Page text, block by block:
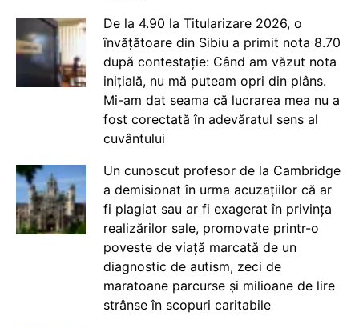
De la 4.90 la Titularizare 2026, o
învățătoare din Sibiu a primit nota 8.70
după contestație: Când am văzut nota
inițială, nu mă puteam opri din plâns.
Mi-am dat seama că lucrarea mea nu a
fost corectată în adevăratul sens al
cuvântului
Un cunoscut profesor de la Cambridge
a demisionat în urma acuzațiilor că ar
fi plagiat sau ar fi exagerat în privința
realizărilor sale, promovate printr-o
poveste de viață marcată de un
diagnostic de autism, zeci de
maratoane parcurse și milioane de lire
strânse în scopuri caritabile